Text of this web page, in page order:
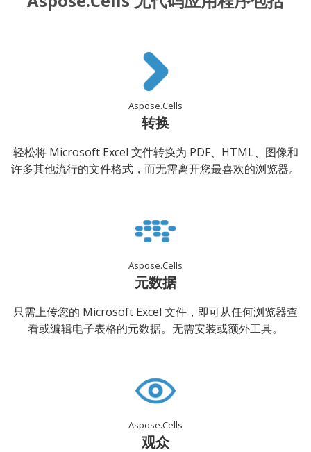
Aspose.Cells
转换
轻松将 Microsoft Excel 文件转换为 PDF、HTML、图像和
许多其他流行的文件格式，而无需离开您最喜欢的浏览器。
Aspose.Cells
元数据
只需上传您的 Microsoft Excel 文件，即可从任何浏览器查
看或编辑电子表格的元数据。无需安装或额外工具。
Aspose.Cells
观众